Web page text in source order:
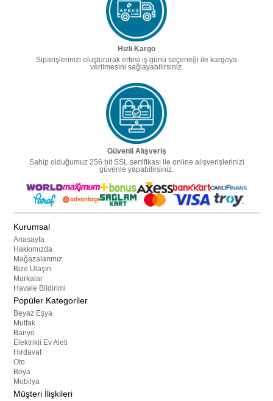
Hızlı Kargo
Siparişlerinizi oluşturarak ertesi iş günü seçeneği ile kargoya
verilmesini sağlayabilirsiniz.
Güvenli Alışveriş
Sahip olduğumuz 256 bit SSL sertifikası ile online alışverişlerinizi
güvenle yapabilirsiniz.
Kurumsal
Anasayfa
Hakkımızda
Mağazalarımız
Bize Ulaşın
Markalar
Havale Bildirimi
Popüler Kategoriler
Beyaz Eşya
Mutfak
Banyo
Elektrikli Ev Aleti
Hırdavat
Oto
Boya
Mobilya
Müşteri İlişkileri